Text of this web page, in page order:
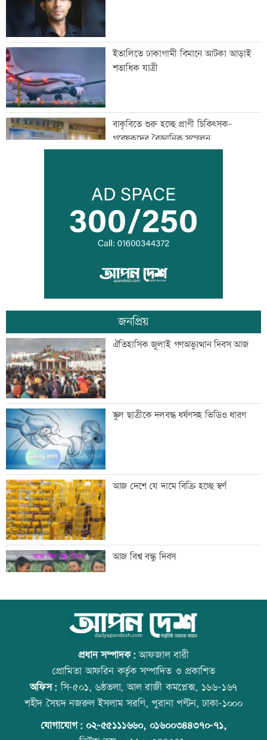
ইতালিতে ঢাকাগামী বিমানে আটকা আড়াই
শতাধিক যাত্রী
বাকৃবিতে শুরু হচ্ছে প্রাণী চিকিৎসক-
গবেষকদের বৈজ্ঞানিক সম্মেলন
বন্দরে বিস্ফোরণে একই পরিবারের ৩ জন দগ্ধ
পাঁচ আর্থিক প্রতিষ্ঠান বন্ধের অনুমোদন,
রোববার প্রশাসক নিয়োগ
ঢাকা-ময়মনসিংহ রেল যোগাযোগ স্বাভাবিক
সিঙ্গাপুর থেকে এক কার্গো এলএনজি কিনবে
সরকার
মান্দায় ২৯৬ বোতলসহ দুই মাদক কারবারি
আটক
গুরুত্বপূর্ণ ব্যক্তিদের নিয়ে অপপ্রচারের বিরুদ্ধে
সতর্ক করল পুলিশ
নিরাপত্তা পেলে দেশে ফিরতে চান সাকিব
সাকিবের দেশে ফেরার সুযোগ নেই: ক্রীড়া
প্রতিমন্ত্রী
জনপ্রিয়
ঐতিহাসিক জুলাই গণঅভ্যুত্থান দিবস আজ
স্কুল ছাত্রীকে দলবদ্ধ ধর্ষণসহ ভিডিও ধারণ
আজ দেশে যে দামে বিক্রি হচ্ছে স্বর্ণ
আজ বিশ্ব বন্ধু দিবস
কোরআন-হাদিসে নামাজ না পড়ার শাস্তি
উত্থান-পতনের বাজারে আজ স্বর্ণের ভরি কত
প্রধান সম্পাদক:আফজাল বারী
প্রোমিতা আফরিন কর্তৃক সম্পাদিত ও প্রকাশিত
অফিস:সি-৫০১, ৬ষ্ঠতলা, আল রাজী কমপ্লেক্স, ১৬৬-১৬৭
শহীদ সৈয়দ নজরুল ইসলাম সরণি, পুরানা পল্টন, ঢাকা-১০০০
যোগাযোগ: ০২-৫৫১১১৬৬০, ০১৬০০৩৪৪৩৭০-৭১,